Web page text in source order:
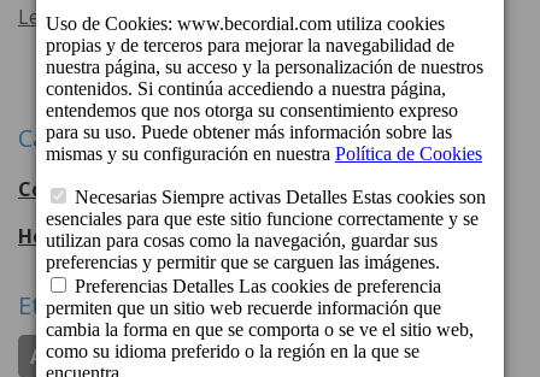
Leer más
Categorías
Cordial Hotels & Resorts 108 entradas
Hotel Cordial Mogán Playa 56 entradas
Etiquetas
Apartamentos Cordial Judoca Beach